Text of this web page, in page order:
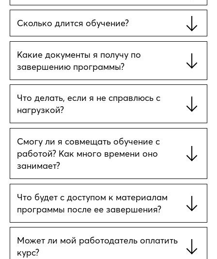
Сколько длится обучение?
Какие документы я получу по
завершению программы?
Что делать, если я не справлюсь с
нагрузкой?
Смогу ли я совмещать обучение с
работой? Как много времени оно
занимает?
Что будет с доступом к материалам
программы после ее завершения?
Может ли мой работодатель оплатить
курс?